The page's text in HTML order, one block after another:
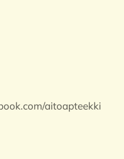
aitoapteekki